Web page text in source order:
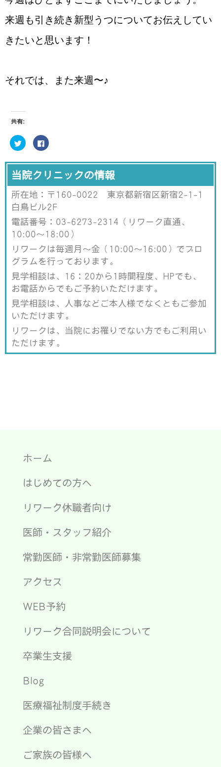
来週も引き続き新型うつについてお伝えしてい
きたいと思います！
それでは、また来週〜♪
共有:
ク
リ
し
て
T
w
i
t
t
e
r
で
共
有
(
し
い
ウ
ィ
ン
ド
ウ
で
き
ま
す
)
F
a
b
o
o
で
共
有
す
る
に
は
ク
リ
ク
し
て
く
だ
さ
い
(
し
い
ウ
ィ
ン
ド
で
開
き
当院クリニックの情報
所在地：〒160-0022 東京都新宿区新宿2-1-1
白鳥ビル2F
電話番号：03-6273-2314（リワーク直通、
10:00～18:00）
リワークは毎週月～金（10:00～16:00）でプロ
グラムを行っております。
見学相談は、16：20から1時間程度、HPでも、
お電話からでもご予約いただけます。
見学相談は、人事などご本人様でなくともご参加
いただけます。
リワークは、当院にお罹りでない方でもご利用い
ただけます。
ホーム
はじめての方へ
リワーク休職者向け
医師・スタッフ紹介
常勤医師・非常勤医師募集
アクセス
WEB予約
リワーク合同説明会について
卒業生支援
Blog
医療福祉制度手続き
企業の皆さまへ
ご家族の皆様へ